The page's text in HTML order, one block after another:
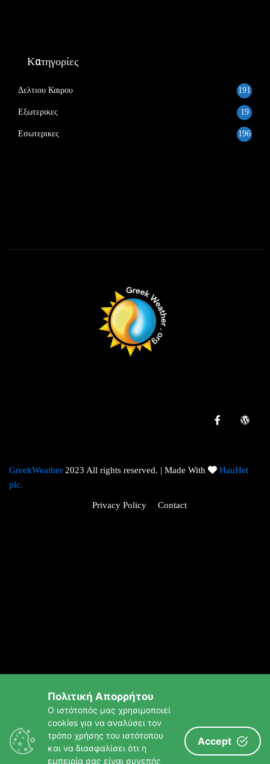
Κατηγορίες
Δελτιου Καιρου 191
Εξωτερικες 19
Εσωτερικες 196
GreekWeather 2023 All rights reserved. | Made With
HauHet
plc.
Privacy Policy Contact
Πολιτική Απορρήτου
Ο ιστότοπός μας χρησιμοποιεί
cookies για να αναλύσει τον
τρόπο χρήσης του ιστότοπου
και να διασφαλίσει ότι η
εμπειρία σας είναι συνεπής
Accept